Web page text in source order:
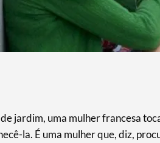
jardim, uma mulher francesa
la. É uma mulher que, diz,